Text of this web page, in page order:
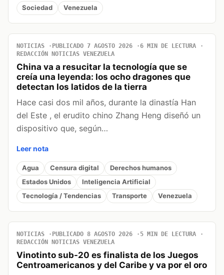
Sociedad Venezuela
NOTICIAS PUBLICADO 7 AGOSTO 2026
6 MIN DE LECTURA
REDACCIÓN NOTICIAS VENEZUELA
China va a resucitar la tecnología que se
creía una leyenda: los ocho dragones que
detectan los latidos de la tierra
Hace casi dos mil años, durante la dinastía Han
del Este , el erudito chino Zhang Heng diseñó un
dispositivo que, según…
Leer nota
Agua Censura digital
Derechos humanos
Estados Unidos
Inteligencia Artificial
Tecnología / Tendencias
Transporte Venezuela
NOTICIAS PUBLICADO 8 AGOSTO 2026
5 MIN DE LECTURA
REDACCIÓN NOTICIAS VENEZUELA
Vinotinto sub-20 es finalista de los Juegos
Centroamericanos y del Caribe y va por el oro